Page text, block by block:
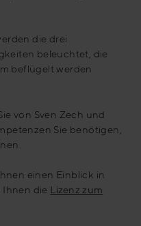
die drei
beleuchtet, die
beflügelt werden
von Sven Zech und
Sie benötigen,
einen Einblick in
Ihnen die Lizenz zum